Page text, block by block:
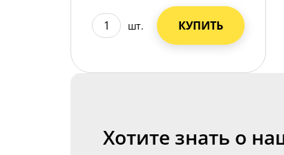
шт. КУПИТЬ
Хотите знать о